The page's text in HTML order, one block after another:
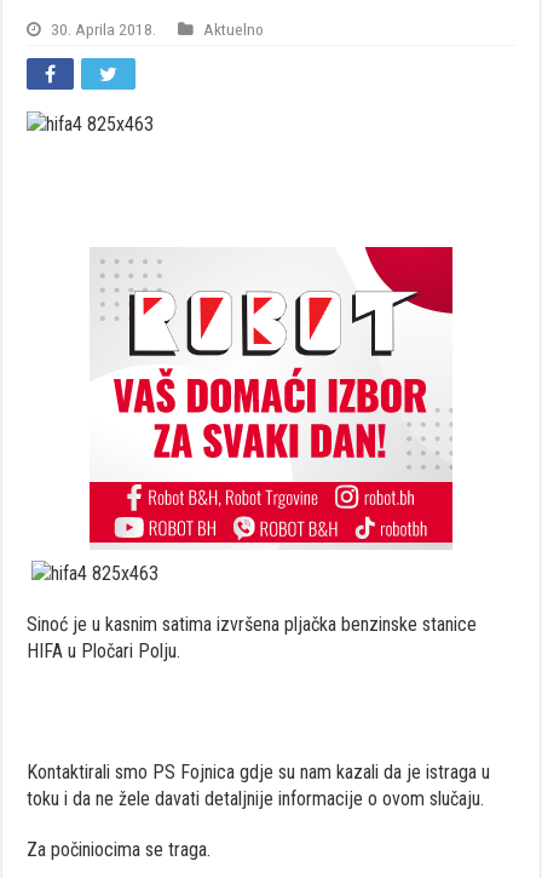
30. Aprila 2018. Aktuelno
Sinoć je u kasnim satima izvršena pljačka benzinske stanice
HIFA u Pločari Polju.
Kontaktirali smo PS Fojnica gdje su nam kazali da je istraga u
toku i da ne žele davati detaljnije informacije o ovom slučaju.
Za počiniocima se traga.